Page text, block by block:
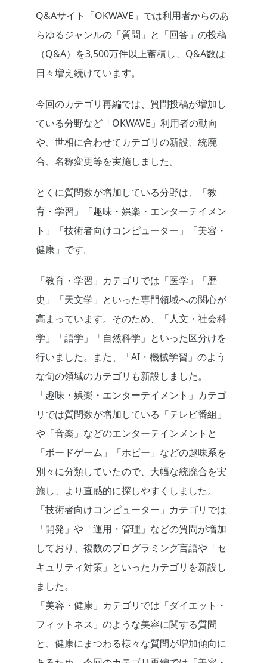
Q&Aサイト「OKWAVE」では利用者からのあ
らゆるジャンルの「質問」と「回答」の投稿
（Q&A）を3,500万件以上蓄積し、Q&A数は
日々増え続けています。
今回のカテゴリ再編では、質問投稿が増加し
ている分野など「OKWAVE」利用者の動向
や、世相に合わせてカテゴリの新設、統廃
合、名称変更等を実施しました。
とくに質問数が増加している分野は、「教
育・学習」「趣味・娯楽・エンターテイメン
ト」「技術者向けコンピューター」「美容・
健康」です。
「教育・学習」カテゴリでは「医学」「歴
史」「天文学」といった専門領域への関心が
高まっています。そのため、「人文・社会科
学」「語学」「自然科学」といった区分けを
行いました。また、「AI・機械学習」のよう
な旬の領域のカテゴリも新設しました。
「趣味・娯楽・エンターテイメント」カテゴ
リでは質問数が増加している「テレビ番組」
や「音楽」などのエンターテインメントと
「ボードゲーム」「ホビー」などの趣味系を
別々に分類していたので、大幅な統廃合を実
施し、より直感的に探しやすくしました。
「技術者向けコンピューター」カテゴリでは
「開発」や「運用・管理」などの質問が増加
しており、複数のプログラミング言語や「セ
キュリティ対策」といったカテゴリを新設し
ました。
「美容・健康」カテゴリでは「ダイエット・
フィットネス」のような美容に関する質問
と、健康にまつわる様々な質問が増加傾向に